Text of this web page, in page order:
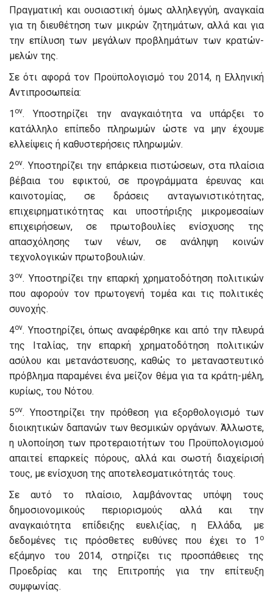
Πραγματική και ουσιαστική όμως αλληλεγγύη, αναγκαία
για τη διευθέτηση των μικρών ζητημάτων, αλλά και για
την επίλυση των μεγάλων προβλημάτων των κρατών-
μελών της.
Σε ότι αφορά τον Προϋπολογισμό του 2014, η Ελληνική
Αντιπροσωπεία:
1 ον. Υποστηρίζει την αναγκαιότητα να υπάρξει το
κατάλληλο επίπεδο πληρωμών ώστε να μην έχουμε
ελλείψεις ή καθυστερήσεις πληρωμών.
2ον. Υποστηρίζει την επάρκεια πιστώσεων, στα πλαίσια
βέβαια του εφικτού, σε προγράμματα έρευνας και
καινοτομίας, σε δράσεις ανταγωνιστικότητας,
επιχειρηματικότητας και υποστήριξης μικρομεσαίων
επιχειρήσεων, σε πρωτοβουλίες ενίσχυσης της
απασχόλησης των νέων, σε ανάληψη κοινών
τεχνολογικών πρωτοβουλιών.
3 ον. Υποστηρίζει την επαρκή χρηματοδότηση πολιτικών
που αφορούν τον πρωτογενή τομέα και τις πολιτικές
συνοχής.
4ον. Υποστηρίζει, όπως αναφέρθηκε και από την πλευρά
της Ιταλίας, την επαρκή χρηματοδότηση πολιτικών
ασύλου και μετανάστευσης, καθώς το μεταναστευτικό
πρόβλημα παραμένει ένα μείζον θέμα για τα κράτη-μέλη,
κυρίως, του Νότου.
5ον. Υποστηρίζει την πρόθεση για εξορθολογισμό των
διοικητικών δαπανών των θεσμικών οργάνων. Άλλωστε,
η υλοποίηση των προτεραιοτήτων του Προϋπολογισμού
απαιτεί επαρκείς πόρους, αλλά και σωστή διαχείρισή
τους, με ενίσχυση της αποτελεσματικότητάς τους.
Σε αυτό το πλαίσιο, λαμβάνοντας υπόψη τους
δημοσιονομικούς περιορισμούς αλλά και την
αναγκαιότητα επίδειξης ευελιξίας, η Ελλάδα, με
δεδομένες τις πρόσθετες ευθύνες που έχει το 1 ο
εξάμηνο του 2014, στηρίζει τις προσπάθειες της
Προεδρίας και της Επιτροπής για την επίτευξη
συμφωνίας.